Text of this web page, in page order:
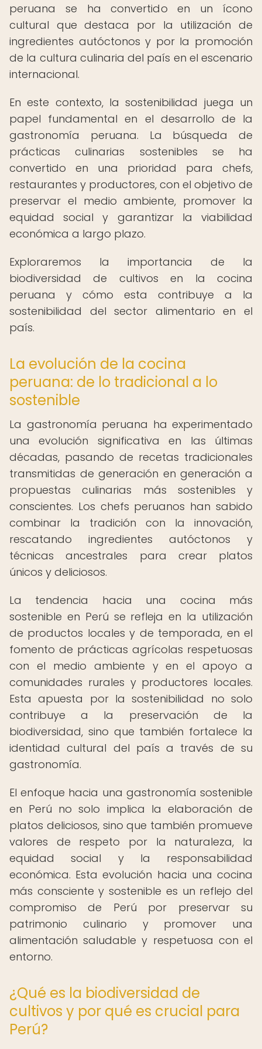
peruana se ha convertido en un ícono
cultural que destaca por la utilización de
ingredientes autóctonos y por la promoción
de la cultura culinaria del país en el escenario
internacional.
En este contexto, la sostenibilidad juega un
papel fundamental en el desarrollo de la
gastronomía peruana. La búsqueda de
prácticas culinarias sostenibles se ha
convertido en una prioridad para chefs,
restaurantes y productores, con el objetivo de
preservar el medio ambiente, promover la
equidad social y garantizar la viabilidad
económica a largo plazo.
Exploraremos la importancia de la
biodiversidad de cultivos en la cocina
peruana y cómo esta contribuye a la
sostenibilidad del sector alimentario en el
país.
La evolución de la cocina
peruana: de lo tradicional a lo
sostenible
La gastronomía peruana ha experimentado
una evolución significativa en las últimas
décadas, pasando de recetas tradicionales
transmitidas de generación en generación a
propuestas culinarias más sostenibles y
conscientes. Los chefs peruanos han sabido
combinar la tradición con la innovación,
rescatando ingredientes autóctonos y
técnicas ancestrales para crear platos
únicos y deliciosos.
La tendencia hacia una cocina más
sostenible en Perú se refleja en la utilización
de productos locales y de temporada, en el
fomento de prácticas agrícolas respetuosas
con el medio ambiente y en el apoyo a
comunidades rurales y productores locales.
Esta apuesta por la sostenibilidad no solo
contribuye a la preservación de la
biodiversidad, sino que también fortalece la
identidad cultural del país a través de su
gastronomía.
El enfoque hacia una gastronomía sostenible
en Perú no solo implica la elaboración de
platos deliciosos, sino que también promueve
valores de respeto por la naturaleza, la
equidad social y la responsabilidad
económica. Esta evolución hacia una cocina
más consciente y sostenible es un reflejo del
compromiso de Perú por preservar su
patrimonio culinario y promover una
alimentación saludable y respetuosa con el
entorno.
¿Qué es la biodiversidad de
cultivos y por qué es crucial para
Perú?